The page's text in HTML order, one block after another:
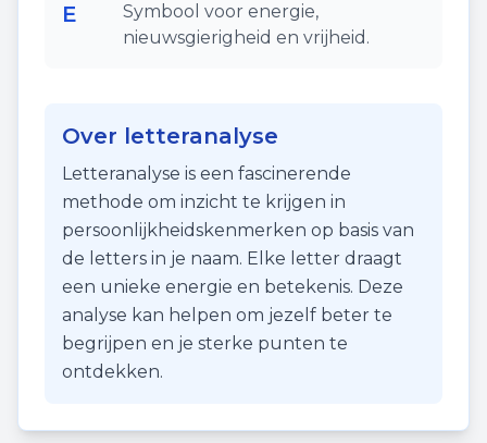
E
Symbool voor energie,
nieuwsgierigheid en vrijheid.
Over letteranalyse
Letteranalyse is een fascinerende
methode om inzicht te krijgen in
persoonlijkheidskenmerken op basis van
de letters in je naam. Elke letter draagt
een unieke energie en betekenis. Deze
analyse kan helpen om jezelf beter te
begrijpen en je sterke punten te
ontdekken.